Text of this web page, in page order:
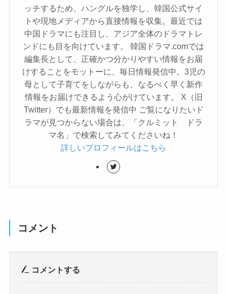
ッチするため、ハングルを独学し、韓国公式サイ
トや現地メディアから直接情報を収集。最近では
中国ドラマにも注目し、アジア全体のドラマトレ
ンドにも目を向けています。 韓国ドラマ.comでは
編集長として、正確かつ分かりやすい情報をお届
けすることをモットーに、毎日情報発信中。3児の
母として子育てをしながらも、なるべく早く新作
情報をお届けできるよう心がけています。 X（旧
Twitter）でも最新情報を発信中 ご覧になりたいド
ラマが見つからない場合は、「クルミット ドラ
マ名」で検索してみてくださいね！
詳しいプロフィールはこちら
コメント
コメントする